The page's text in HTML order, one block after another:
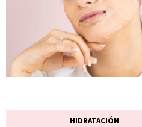
HIDRATACIÓN